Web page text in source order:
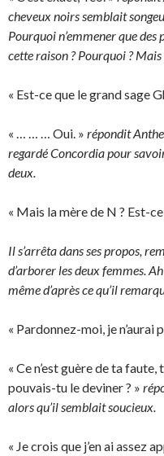
cheveux noirs semblait
Pourquoi n’emmener que des
cette raison ? Pourquoi ?
« Est-ce que le grand sage
« … … … Oui. » répondit
regardé Concordia pour
deux.
« Mais la mère de N ? Est-
Il s’arrêta dans ses propos,
d’arborer les deux femmes.
même d’après ce qu’il
« Pardonnez-moi, je n’aurai
« Ce n’est guère de ta
pouvais-tu le deviner ? »
alors qu’il semblait soucieux.
« Je crois que j’en ai assez